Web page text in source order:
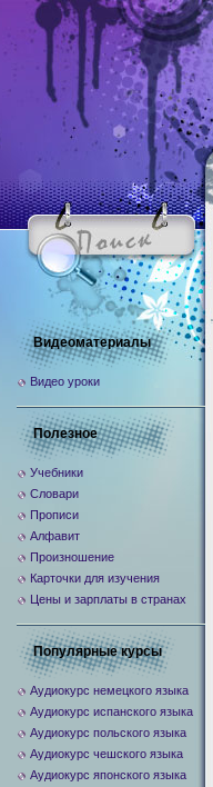
Видеоматериалы
Видео уроки
Полезное
Учебники
Словари
Прописи
Алфавит
Произношение
Карточки для изучения
Цены и зарплаты в странах
Популярные курсы
Аудиокурс немецкого языка
Аудиокурс испанского языка
Аудиокурс польского языка
Аудиокурс чешского языка
Аудиокурс японского языка